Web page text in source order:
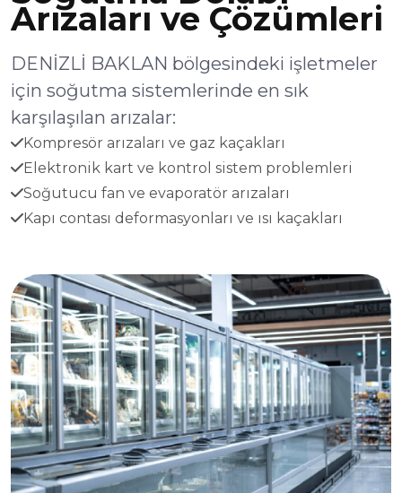
Arızaları ve Çözümleri
DENİZLİ BAKLAN bölgesindeki işletmeler
için soğutma sistemlerinde en sık
karşılaşılan arızalar:
Kompresör arızaları ve gaz kaçakları
Elektronik kart ve kontrol sistem problemleri
Soğutucu fan ve evaporatör arızaları
Kapı contası deformasyonları ve ısı kaçakları